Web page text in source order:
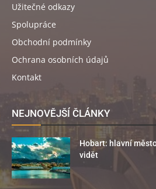
Užitečné odkazy
Spolupráce
Obchodní podmínky
Ochrana osobních údajů
Kontakt
NEJNOVĚJŠÍ ČLÁNKY
Hobart: hlavní
vidět